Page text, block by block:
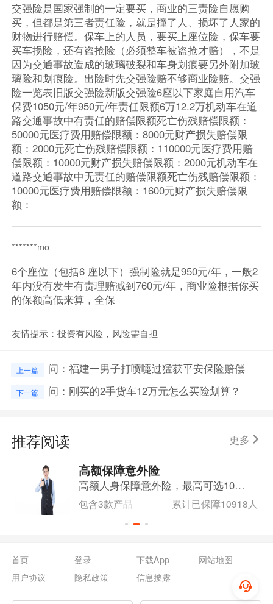
交强险是国家强制的一定要买，商业的三责险自愿购
买，但都是第三者责任险，就是撞了人、损坏了人家的
财物进行赔偿。保车上的人员，要买上座位险，保车要
买车损险，还有盗抢险（必须整车被盗抢才赔），不是
因为交通事故造成的玻璃破裂和车身划痕要另外附加玻
璃险和划痕险。出险时先交强险赔不够商业险赔。交强
险一览表旧版交强险新版交强险6座以下家庭自用汽车
保费1050元/年950元/年责任限额6万12.2万机动车在道
路交通事故中有责任的赔偿限额死亡伤残赔偿限额：
50000元医疗费用赔偿限额：8000元财产损失赔偿限
额：2000元死亡伤残赔偿限额：110000元医疗费用赔
偿限额：10000元财产损失赔偿限额：2000元机动车在
道路交通事故中无责任的赔偿限额死亡伤残赔偿限额：
10000元医疗费用赔偿限额：1600元财产损失赔偿限
额：
*******mo
6个座位（包括6 座以下）强制险就是950元/年，一般2
年内没有发生有责理赔减到760元/年，商业险根据你买
的保额高低来算，全保
友情提示：投资有风险，风险需自担
上一篇 问：福建一男子打喷嚏过猛获平安保险赔偿
下一篇 问：刚买的2手货车12万元怎么买险划算？
推荐阅读 更多
高额保障意外险
高额人身保障意外险，最高可选100万保额！意外医疗不限社保，可报销门诊、住院意外医疗费用！
包含3款产品 累计已保障10918人
首页 登录 下载App
网站地图
用户协议
隐私政策 信息披露